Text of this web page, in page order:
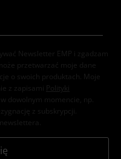
Newsletter EMP i zgadzam
przetwarzać moje dane
o swoich produktach. Moje
z zapisami
Polityki
dowolnym momencie, np.
z subskrypcji.